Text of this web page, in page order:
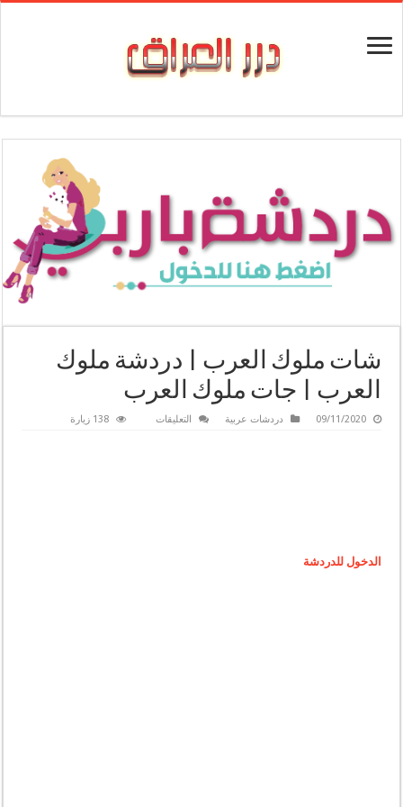
شات ملوك العرب | دردشة ملوك
العرب | جات ملوك العرب
09/11/2020 دردشات عربية التعليقات 138 زيارة
الدخول للدردشة